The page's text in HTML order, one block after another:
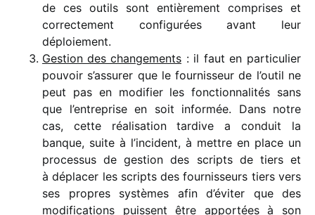
de ces outils sont entiè­re­ment comprises et
correc­te­ment confi­gu­rées avant leur
déploiement.
Gestion des chan­ge­ments : il faut en parti­cu­lier
pouvoir s’assurer que le four­nis­seur de l’outil ne
peut pas en modi­fier les fonc­tion­na­li­tés sans
que l’entreprise en soit infor­mée. Dans notre
cas, cette réali­sa­tion tardive a conduit la
banque, suite à l’incident, à mettre en place un
proces­sus de gestion des scripts de tiers et
à dépla­cer les scripts des four­nis­seurs tiers vers
ses propres systèmes afin d’éviter que des
modi­fi­ca­tions puissent être appor­tées à son